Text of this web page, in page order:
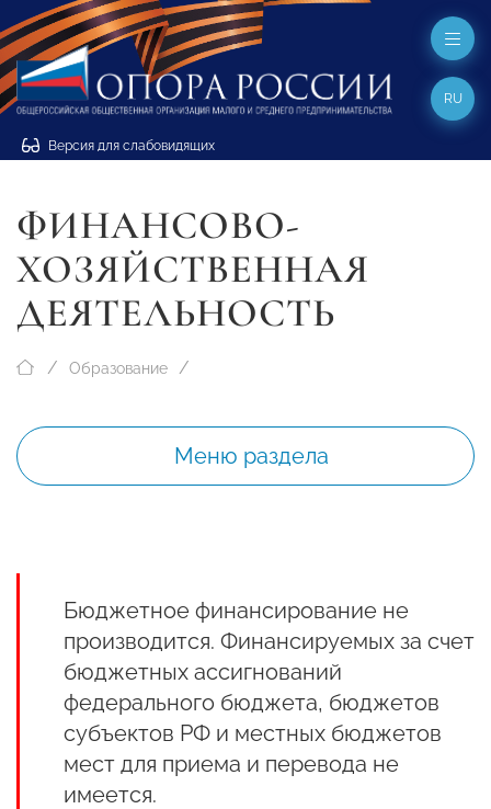
Версия для слабовидящих
RU
ФИНАНСОВО-
ХОЗЯЙСТВЕННАЯ
ДЕЯТЕЛЬНОСТЬ
Образование
Меню раздела
Бюджетное финансирование не
производится. Финансируемых за счет
бюджетных ассигнований
федерального бюджета, бюджетов
субъектов РФ и местных бюджетов
мест для приема и перевода не
имеется.